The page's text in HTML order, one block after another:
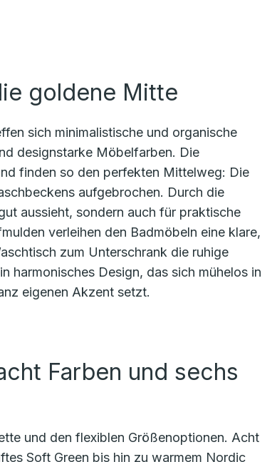
goldene Mitte
sich minimalistische und organische
designstarke Möbelfarben. Die
finden so den perfekten Mittelweg: Die
aufgebrochen. Durch die
aussieht, sondern auch für praktische
verleihen den Badmöbeln eine klare,
zum Unterschrank die ruhige
harmonisches Design, das sich mühelos in
eigenen Akzent setzt.
Farben und sechs
und den flexiblen Größenoptionen. Acht
Soft Green bis hin zu warmem Nordic